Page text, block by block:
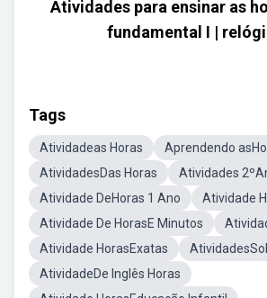
Atividades para ensinar as
fundamental I |
Tags
Atividadeas Horas
Aprendendo
AtividadesDas Horas
Atividades
Atividade DeHoras 1 Ano
Atividade
Atividade De HorasE Minutos
Atividade HorasExatas
AtividadeDe Inglês Horas